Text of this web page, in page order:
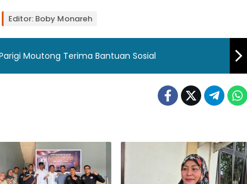
Editor: Boby Monareh
Moutong Terima Bantuan Sosial